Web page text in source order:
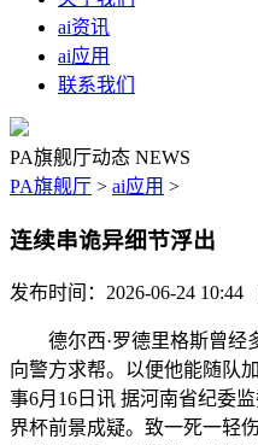
ai资讯
ai应用
联系我们
PA旗舰厅动态 NEWS
PA旗舰厅 > ai应用 >
连续串诡异细节浮出
发布时间：2026-06-24
德尔西·罗德里格斯曾经
向警方求帮。以便他能随队
事6月16日讯 据河南省纪委
界杯前景成疑。致一死一轻